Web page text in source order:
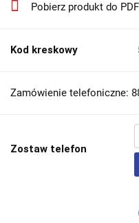
Pobierz produkt do PDF
Kod kreskowy
Zamówienie telefoniczne:
Zostaw telefon